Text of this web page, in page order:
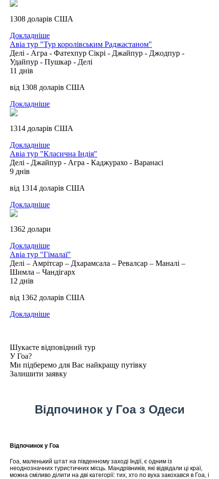
1308 доларів США
Докладніше
Авіа тур "Тур королівським Раджастаном"
Делі - Агра - Фатехпур Сікрі - Джайпур - Джодпур -
Удайпур - Пушкар - Делі
11 днів
від 1308 доларів США
Докладніше
1314 доларів США
Докладніше
Авіа тур "Класична Індія"
Делі - Джайпур - Агра - Каджурахо - Варанасі
9 днів
від 1314 доларів США
Докладніше
1362 долари
Докладніше
Авіа тур "Гімалаї"
Делі – Амрітсар – Дхарамсала – Ревалсар – Маналі –
Шимла – Чандігарх
12 днів
від 1362 доларів США
Докладніше
Шукаєте відповідний тур
У Гоа?
Ми підберемо для Вас найкращу путівку
Залишити заявку
Відпочинок у Гоа з Одеси
Відпочинок у Гоа
Гоа, маленький штат на південному заході Індії, є одним із
неоднозначних туристичних місць. Мандрівників, які відвідали ці краї,
можна сміливо ділити на дві категорії: тих, хто по вуха закохався в Гоа, і